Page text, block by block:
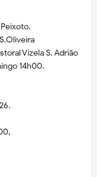
Vizela S. Adrião
14h00.